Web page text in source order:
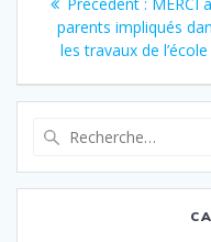
k
r
parents impliqués
les travaux de l’école